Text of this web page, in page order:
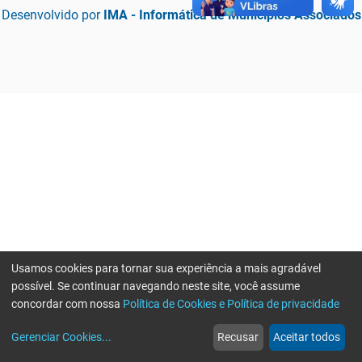
Desenvolvido por IMA - Informática de Municípios Associados
web
Notícias
more_horiz
Mais
Usamos cookies para tornar sua experiência a mais agradável
possível. Se continuar navegando neste site, você assume
concordar com nossa Política de Cookies e Política de privacidade
Gerenciar Cookies... Recusar Aceitar todos
Erro ao enviar informações, por favor tente novamente